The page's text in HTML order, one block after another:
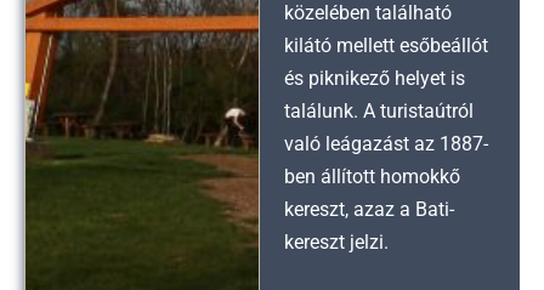
közelében található
kilátó mellett esőbeállót
és piknikező helyet is
találunk. A turistaútról
való leágazást az 1887-
ben állított homokkő
kereszt, azaz a Bati-
kereszt jelzi.